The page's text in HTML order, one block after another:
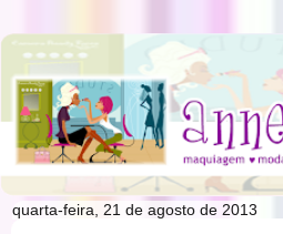
quarta-feira, 21 de agosto de 2013